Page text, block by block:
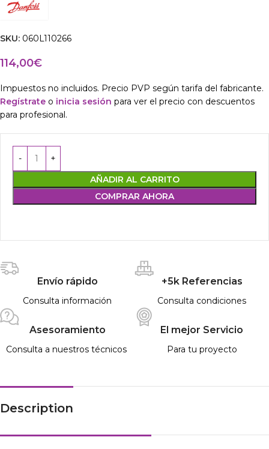
SKU: 060L110266
114,00€
Impuestos no incluidos. Precio PVP según tarifa del fabricante.
Regístrate o inicia sesión para ver el precio con descuentos
para profesional.
AÑADIR AL CARRITO
COMPRAR AHORA
Envío rápido
Consulta información
+5k Referencias
Consulta condiciones
Asesoramiento
Consulta a nuestros técnicos
El mejor Servicio
Para tu proyecto
Description